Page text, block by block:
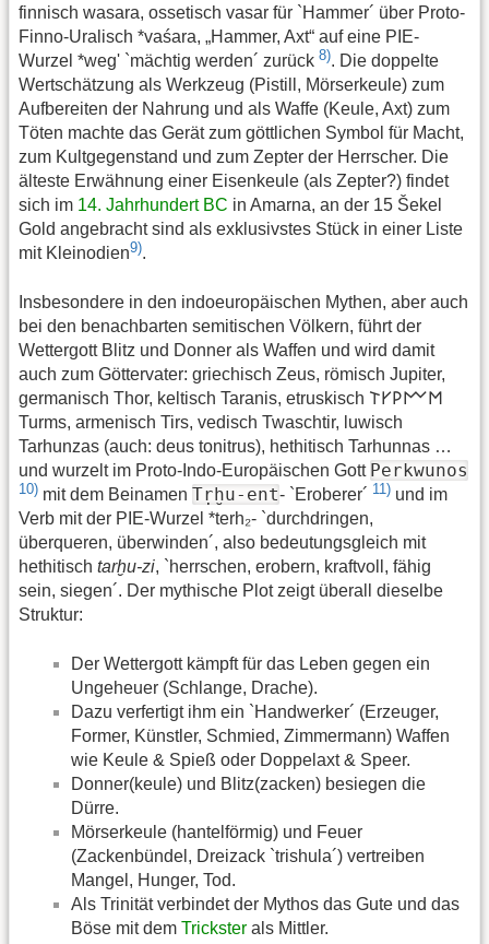
finnisch wasara, ossetisch vasar für `Hammer´ über Proto-
Finno-Uralisch *vaśara, „Hammer, Axt“ auf eine PIE-
Wurzel *weg' `mächtig werden´ zurück 8). Die doppelte
Wertschätzung als Werkzeug (Pistill, Mörserkeule) zum
Aufbereiten der Nahrung und als Waffe (Keule, Axt) zum
Töten machte das Gerät zum göttlichen Symbol für Macht,
zum Kultgegenstand und zum Zepter der Herrscher. Die
älteste Erwähnung einer Eisenkeule (als Zepter?) findet
sich im 14. Jahrhundert BC in Amarna, an der 15 Šekel
Gold angebracht sind als exklusivstes Stück in einer Liste
mit Kleinodien9).
Insbesondere in den indoeuropäischen Mythen, aber auch
bei den benachbarten semitischen Völkern, führt der
Wettergott Blitz und Donner als Waffen und wird damit
auch zum Göttervater: griechisch Zeus, römisch Jupiter,
germanisch Thor, keltisch Taranis, etruskisch 𐌕𐌖𐌓𐌌𐌑
Turms, armenisch Tirs, vedisch Twaschtir, luwisch
Tarhunzas (auch: deus tonitrus), hethitisch Tarhunnas …
und wurzelt im Proto-Indo-Europäischen Gott Perkwunos
10) mit dem Beinamen Tṛḫu-ent- `Eroberer´ 11) und im
Verb mit der PIE-Wurzel *terh₂- `durchdringen,
überqueren, überwinden´, also bedeutungsgleich mit
hethitisch tarḫu-zi, `herrschen, erobern, kraftvoll, fähig
sein, siegen´. Der mythische Plot zeigt überall dieselbe
Struktur:
Der Wettergott kämpft für das Leben gegen ein
Ungeheuer (Schlange, Drache).
Dazu verfertigt ihm ein `Handwerker´ (Erzeuger,
Former, Künstler, Schmied, Zimmermann) Waffen
wie Keule & Spieß oder Doppelaxt & Speer.
Donner(keule) und Blitz(zacken) besiegen die
Dürre.
Mörserkeule (hantelförmig) und Feuer
(Zackenbündel, Dreizack `trishula´) vertreiben
Mangel, Hunger, Tod.
Als Trinität verbindet der Mythos das Gute und das
Böse mit dem Trickster als Mittler.